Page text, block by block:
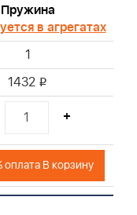
Пружина
в агрегатах
1
1432 i
+
оплата В корзину